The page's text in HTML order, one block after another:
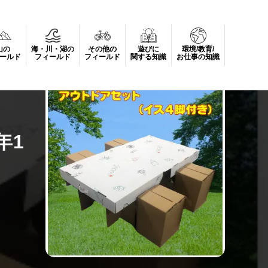
の
ルド
海・川・湖の
フィールド
その他の
フィールド
遊びに
関する知識
環境/教育/
お仕事の知識
1